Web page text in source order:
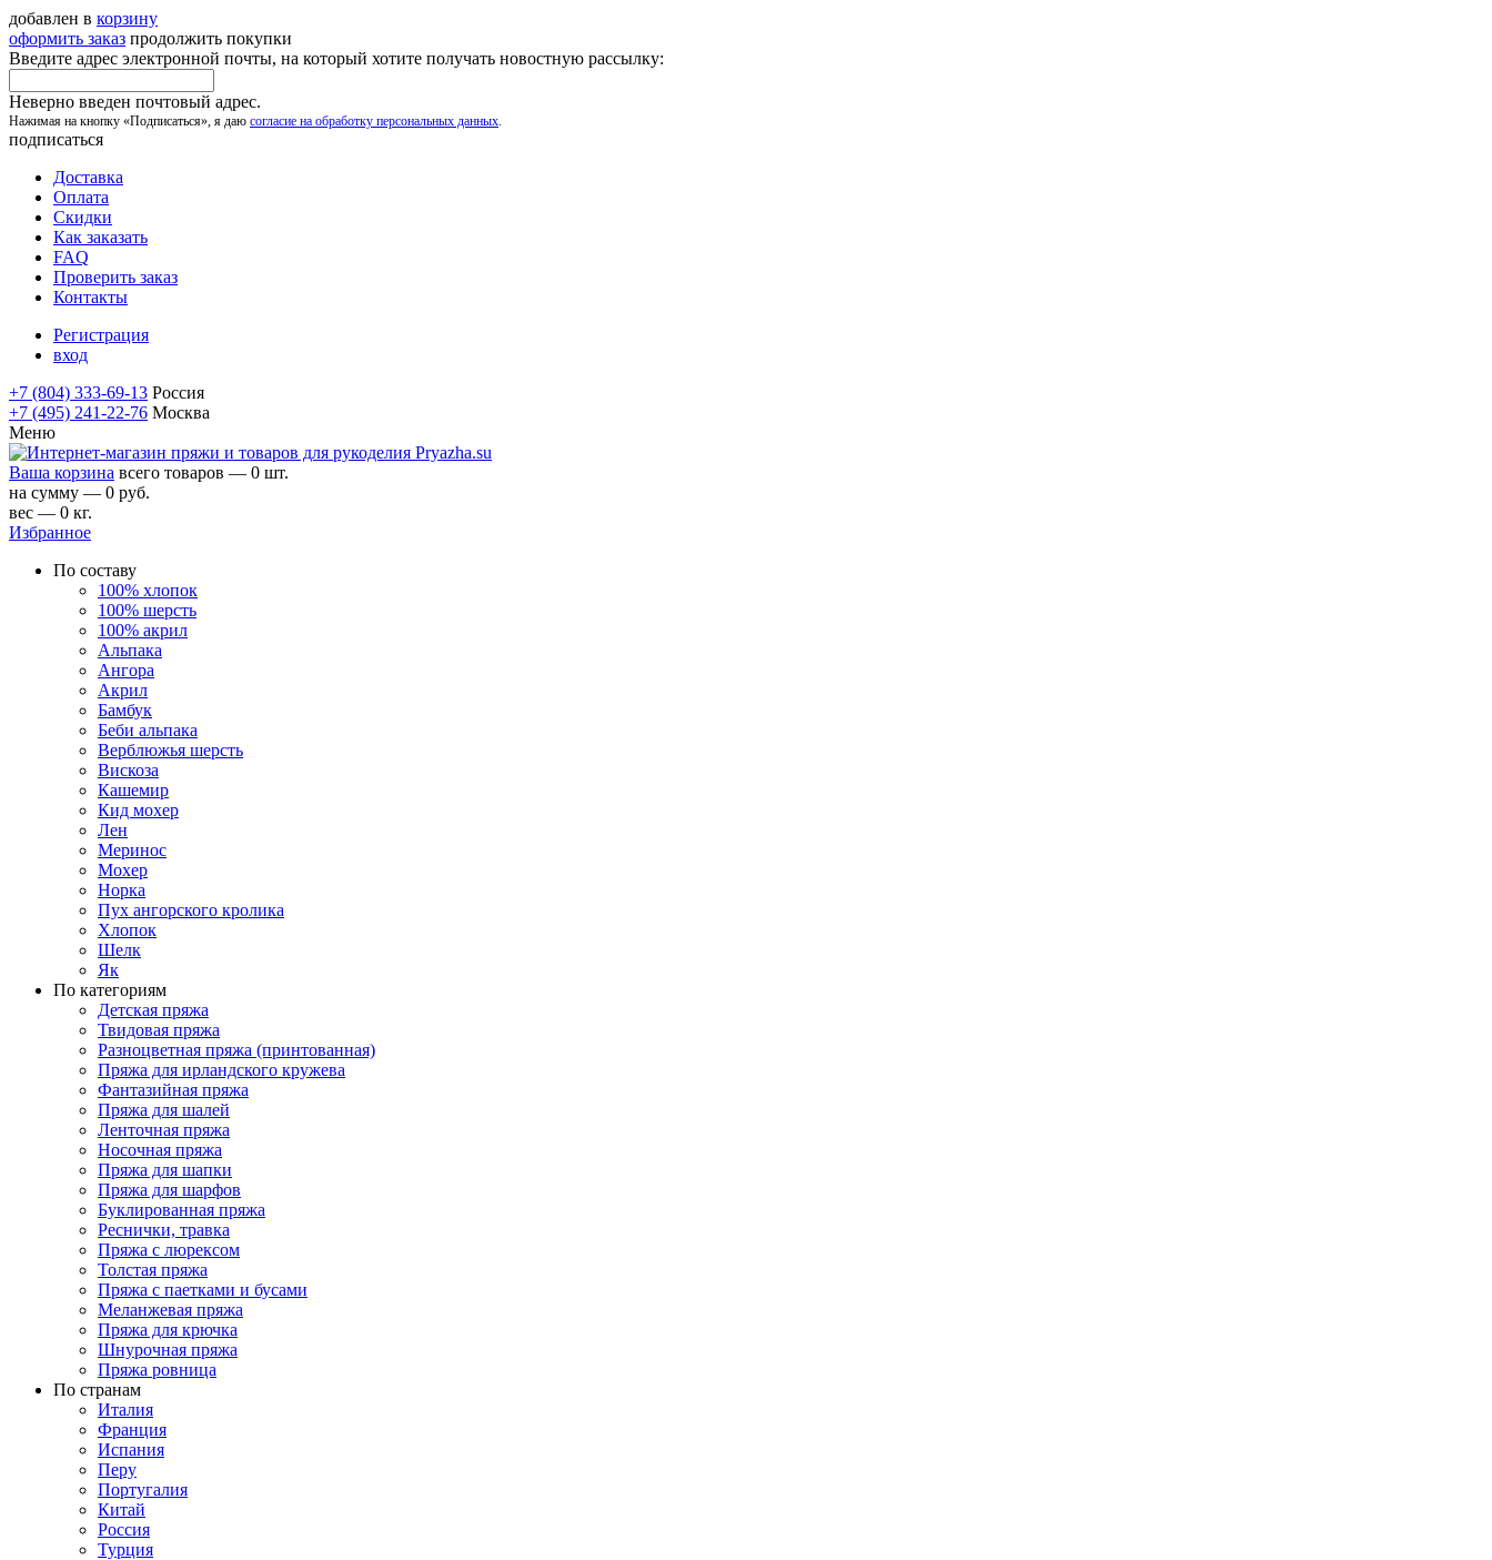
добавлен в корзину
оформить заказ продолжить покупки
Введите адрес электронной почты, на который хотите получать новостную рассылку:
Неверно введен почтовый адрес.
Нажимая на кнопку «Подписаться», я даю согласие на обработку персональных данных.
подписаться
Доставка
Оплата
Скидки
Как заказать
FAQ
Проверить заказ
Контакты
Регистрация
вход
+7 (804) 333-69-13 Россия
+7 (495) 241-22-76 Москва
Меню
Ваша корзина всего товаров — 0 шт.
на сумму — 0 руб.
вес — 0 кг.
Избранное
По составу
100% хлопок
100% шерсть
100% акрил
Альпака
Ангора
Акрил
Бамбук
Беби альпака
Верблюжья шерсть
Вискоза
Кашемир
Кид мохер
Лен
Меринос
Мохер
Норка
Пух ангорского кролика
Хлопок
Шелк
Як
По категориям
Детская пряжа
Твидовая пряжа
Разноцветная пряжа (принтованная)
Пряжа для ирландского кружева
Фантазийная пряжа
Пряжа для шалей
Ленточная пряжа
Носочная пряжа
Пряжа для шапки
Пряжа для шарфов
Буклированная пряжа
Реснички, травка
Пряжа с люрексом
Толстая пряжа
Пряжа с паетками и бусами
Меланжевая пряжа
Пряжа для крючка
Шнурочная пряжа
Пряжа ровница
По странам
Италия
Франция
Испания
Перу
Португалия
Китай
Россия
Турция